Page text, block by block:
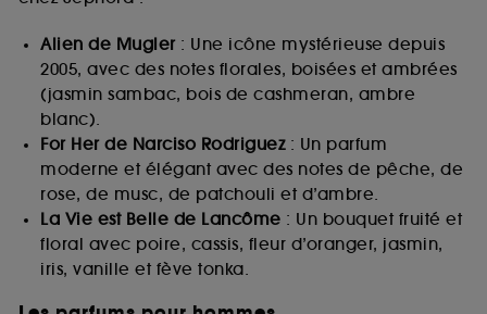
Alien de Mugler: Une icône mystérieuse depuis
2005, avec des notes florales, boisées et ambrées
(jasmin sambac, bois de cashmeran, ambre
blanc).
For Her de Narciso Rodriguez: Un parfum
moderne et élégant avec des notes de pêche, de
rose, de musc, de patchouli et d’ambre.
La Vie est Belle de Lancôme : Un bouquet fruité et
floral avec poire, cassis, fleur d’oranger, jasmin,
iris, vanille et fève tonka.